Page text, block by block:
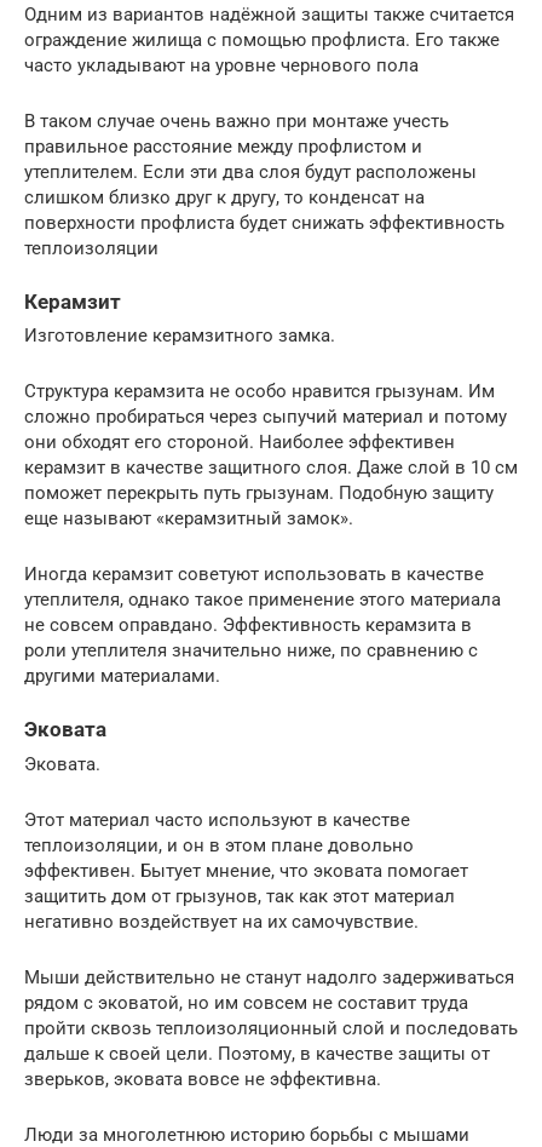
Одним из вариантов надёжной защиты также считается
ограждение жилища с помощью профлиста. Его также
часто укладывают на уровне чернового пола
В таком случае очень важно при монтаже учесть
правильное расстояние между профлистом и
утеплителем. Если эти два слоя будут расположены
слишком близко друг к другу, то конденсат на
поверхности профлиста будет снижать эффективность
теплоизоляции
Керамзит
Изготовление керамзитного замка.
Структура керамзита не особо нравится грызунам. Им
сложно пробираться через сыпучий материал и потому
они обходят его стороной. Наиболее эффективен
керамзит в качестве защитного слоя. Даже слой в 10 см
поможет перекрыть путь грызунам. Подобную защиту
еще называют «керамзитный замок».
Иногда керамзит советуют использовать в качестве
утеплителя, однако такое применение этого материала
не совсем оправдано. Эффективность керамзита в
роли утеплителя значительно ниже, по сравнению с
другими материалами.
Эковата
Эковата.
Этот материал часто используют в качестве
теплоизоляции, и он в этом плане довольно
эффективен. Бытует мнение, что эковата помогает
защитить дом от грызунов, так как этот материал
негативно воздействует на их самочувствие.
Мыши действительно не станут надолго задерживаться
рядом с эковатой, но им совсем не составит труда
пройти сквозь теплоизоляционный слой и последовать
дальше к своей цели. Поэтому, в качестве защиты от
зверьков, эковата вовсе не эффективна.
Люди за многолетнюю историю борьбы с мышами